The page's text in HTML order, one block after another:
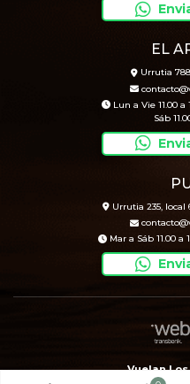
EL
Urrutia
Lun a Vie 11.00 a
Sáb
Urrutia 235, local
Mar a Sáb 11.00 a
Vuelan